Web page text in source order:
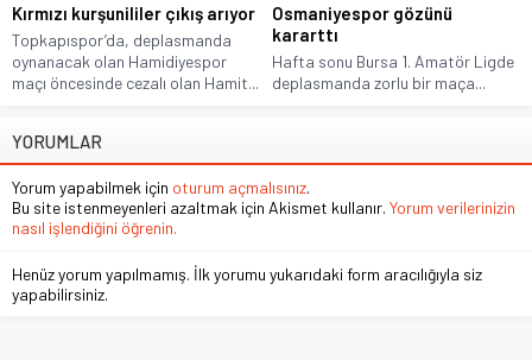
Kırmızı kurşunililer çıkış arıyor
Topkapıspor’da, deplasmanda
oynanacak olan Hamidiyespor
maçı öncesinde cezalı olan Hamit...
Osmaniyespor gözünü
kararttı
Hafta sonu Bursa 1. Amatör Ligde
deplasmanda zorlu bir maça...
YORUMLAR
Yorum yapabilmek için oturum açmalısınız.
Bu site istenmeyenleri azaltmak için Akismet kullanır. Yorum verilerinizin
nasıl işlendiğini öğrenin.
Henüz yorum yapılmamış. İlk yorumu yukarıdaki form aracılığıyla siz
yapabilirsiniz.